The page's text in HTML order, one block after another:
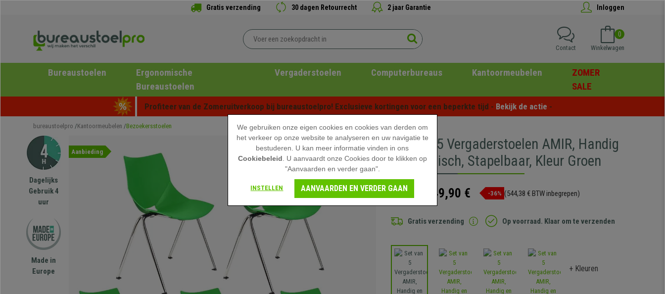
Gratis verzending 30 dagen Retourrecht 2 jaar Garantie Inloggen
0
Winkelwagen
Contact
Bureaustoelen
Ergonomische
Bureaustoelen
Vergaderstoelen Computerbureaus Kantoormeubelen
ZOMER
SALE
Profiteer van de Zomeruitverkoop bij bureaustoelpro! Exclusieve kortingen voor een beperkte tijd - Bekijk de actie -
bureaustoelpro Kantoormeubelen Bezoekersstoelen
Dagelijks
Gebruik 4
uur
Made in
Europe
Aanbieding
Set van 5 Vergaderstoelen AMIR, Handig
en Praktisch, Stapelbaar, Kleur Groen
699,90 € 449,90 € -36% (544,38 € BTW inbegrepen)
Gratis verzending Op voorraad. Klaar om te verzenden
+ Kleuren
We gebruiken onze eigen cookies en cookies van derden om
het verkeer op onze website te analyseren en uw navigatie te
bestuderen. U kan meer informatie vinden in ons
Cookiebeleid . U aanvaardt onze Cookies door te klikken op
"Aanvaarden en verder gaan".
INSTELLEN AANVAARDEN EN VERDER GAAN